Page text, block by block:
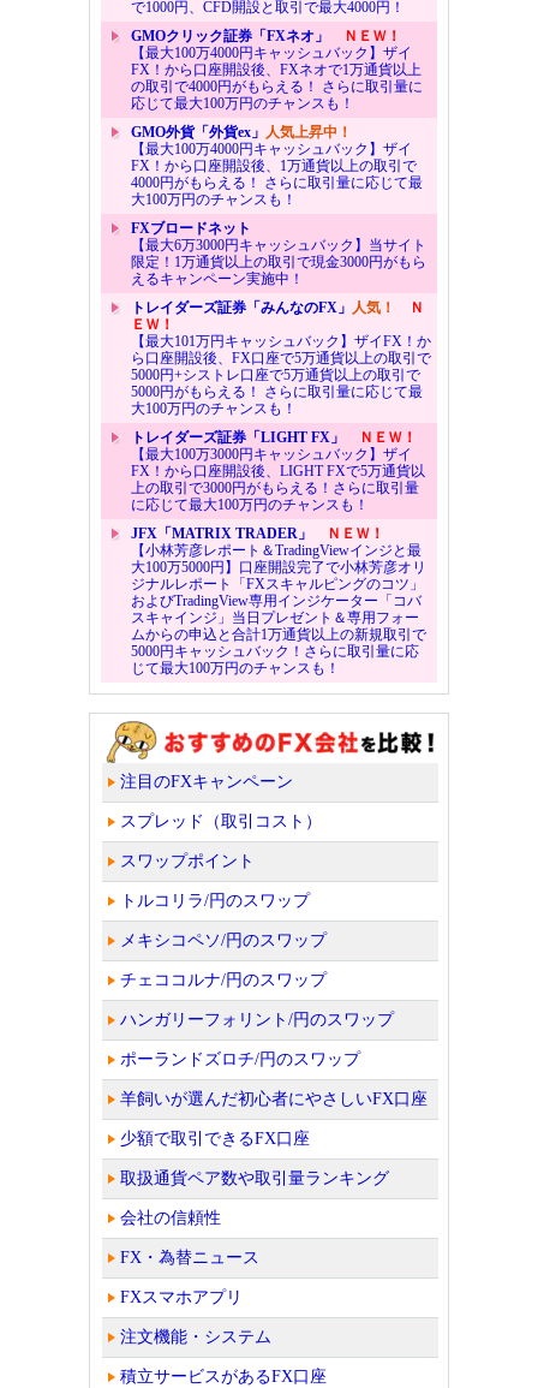
で1000円、CFD開設と取引で最大4000円！
GMOクリック証券「FXネオ」
ＮＥＷ！
【最大100万4000円キャッシュバック】ザイ
FX！から口座開設後、FXネオで1万通貨以上
の取引で4000円がもらえる！ さらに取引量に
応じて最大100万円のチャンスも！
GMO外貨「外貨ex」 人気上昇中！
【最大100万4000円キャッシュバック】ザイ
FX！から口座開設後、1万通貨以上の取引で
4000円がもらえる！ さらに取引量に応じて最
大100万円のチャンスも！
FXブロードネット
【最大6万3000円キャッシュバック】当サイト
限定！1万通貨以上の取引で現金3000円がもら
えるキャンペーン実施中！
トレイダーズ証券「みんなのFX」 人気！
Ｎ
ＥＷ！
【最大101万円キャッシュバック】ザイFX！か
ら口座開設後、FX口座で5万通貨以上の取引で
5000円+シストレ口座で5万通貨以上の取引で
5000円がもらえる！ さらに取引量に応じて最
大100万円のチャンスも！
トレイダーズ証券「LIGHT FX」
ＮＥＷ！
【最大100万3000円キャッシュバック】ザイ
FX！から口座開設後、LIGHT FXで5万通貨以
上の取引で3000円がもらえる！さらに取引量
に応じて最大100万円のチャンスも！
JFX「MATRIX TRADER」
ＮＥＷ！
【小林芳彦レポート＆TradingViewインジと最
大100万5000円】口座開設完了で小林芳彦オリ
ジナルレポート「FXスキャルピングのコツ」
およびTradingView専用インジケーター「コバ
スキャインジ」当日プレゼント＆専用フォー
ムからの申込と合計1万通貨以上の新規取引で
5000円キャッシュバック！さらに取引量に応
じて最大100万円のチャンスも！
注目のFXキャンペーン
スプレッド（取引コスト）
スワップポイント
トルコリラ/円のスワップ
メキシコペソ/円のスワップ
チェココルナ/円のスワップ
ハンガリーフォリント/円のスワップ
ポーランドズロチ/円のスワップ
羊飼いが選んだ初心者にやさしいFX口座
少額で取引できるFX口座
取扱通貨ペア数や取引量ランキング
会社の信頼性
FX・為替ニュース
FXスマホアプリ
注文機能・システム
積立サービスがあるFX口座